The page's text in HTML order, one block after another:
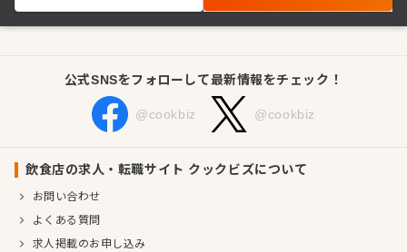
公式SNSをフォローして最新情報をチェック！
@cookbiz @cookbiz
飲食店の求人・転職サイト クックビズについて
お問い合わせ
よくある質問
求人掲載のお申し込み